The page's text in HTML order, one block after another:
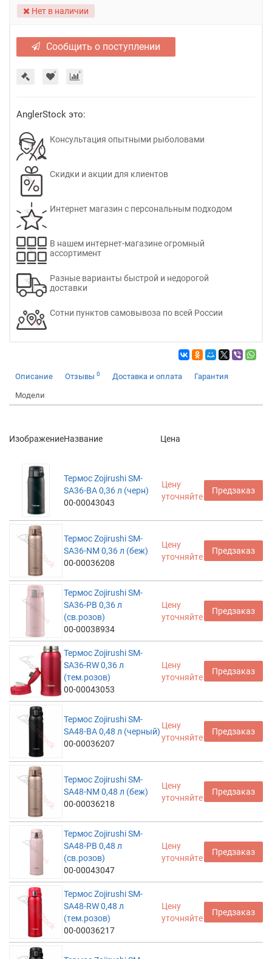
Нет в наличии
Сообщить о поступлении
AnglerStock это:
Консультация опытными рыболовами
Скидки и акции для клиентов
Интернет магазин с персональным подходом
В нашем интернет-магазине огромный
ассортимент
Разные варианты быстрой и недорогой
доставки
Сотни пунктов самовывоза по всей России
Описание Отзывы 0 Доставка и оплата Гарантия
Модели
ИзображениеНазвание Цена
Термос Zojirushi SM-
SA36-BA 0,36 л (черн)
00-00043043
Цену
уточняйте
Предзаказ
Термос Zojirushi SM-
SA36-NM 0,36 л (беж)
00-00036208
Цену
уточняйте
Предзаказ
Термос Zojirushi SM-
SA36-PB 0,36 л
(св.розов)
00-00038934
Цену
уточняйте
Предзаказ
Термос Zojirushi SM-
SA36-RW 0,36 л
(тем.розов)
00-00043053
Цену
уточняйте
Предзаказ
Термос Zojirushi SM-
SA48-BA 0,48 л (черный)
00-00036207
Цену
уточняйте
Предзаказ
Термос Zojirushi SM-
SA48-NM 0,48 л (беж)
00-00036218
Цену
уточняйте
Предзаказ
Термос Zojirushi SM-
SA48-PB 0,48 л
(св.розов)
00-00043047
Цену
уточняйте
Предзаказ
Термос Zojirushi SM-
SA48-RW 0,48 л
(тем.розов)
00-00036217
Цену
уточняйте
Предзаказ